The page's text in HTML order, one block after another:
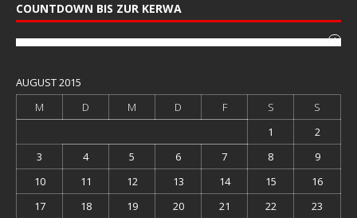
COUNTDOWN BIS ZUR KERWA
i
AUGUST 2015
M
D M D F S
S
1
2
3
4 5 6 7 8
9
10
11 12 13 14 15
16
17
18 19 20 21 22
23